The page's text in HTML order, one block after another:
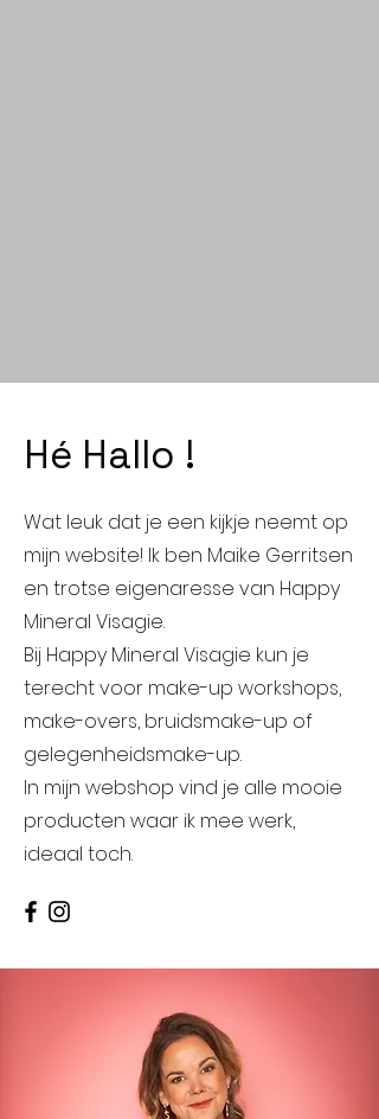
Hé Hallo !
Wat leuk dat je een kijkje neemt op
mijn website! Ik ben Maike Gerritsen
en trotse eigenaresse van Happy
Mineral Visagie.
Bij Happy Mineral Visagie kun je
terecht voor make-up workshops,
make-overs, bruidsmake-up of
gelegenheidsmake-up.
In mijn webshop vind je alle mooie
producten waar ik mee werk,
ideaal toch.